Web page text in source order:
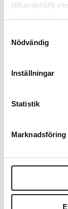
tillhandahållit
Nödvändig
Inställningar
Statistik
Marknadsföring
Desktopannnons
Slutreplik:
motiv